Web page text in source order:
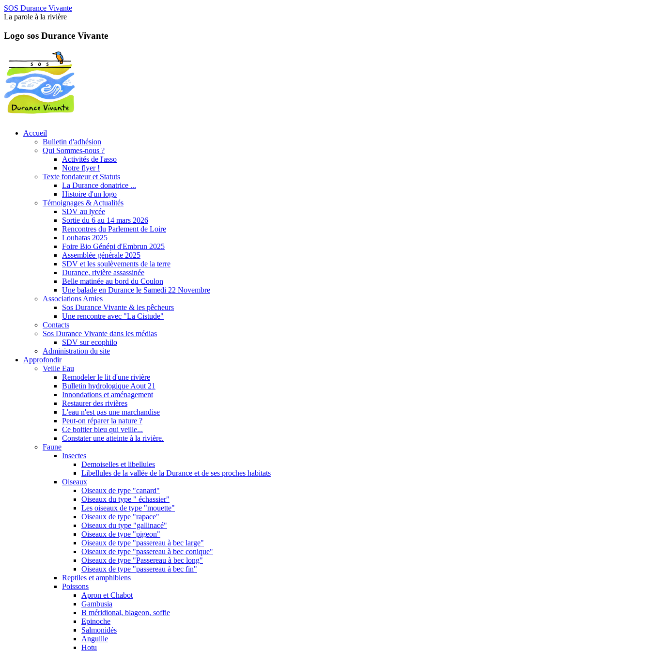
SOS Durance Vivante
La parole à la rivière
Logo sos Durance Vivante
Accueil
Bulletin d'adhésion
Qui Sommes-nous ?
Activités de l'asso
Notre flyer !
Texte fondateur et Statuts
La Durance donatrice ...
Histoire d'un logo
Témoignages & Actualités
SDV au lycée
Sortie du 6 au 14 mars 2026
Rencontres du Parlement de Loire
Loubatas 2025
Foire Bio Génépi d'Embrun 2025
Assemblée générale 2025
SDV et les soulèvements de la terre
Durance, rivière assassinée
Belle matinée au bord du Coulon
Une balade en Durance le Samedi 22 Novembre
Associations Amies
Sos Durance Vivante & les pêcheurs
Une rencontre avec "La Cistude"
Contacts
Sos Durance Vivante dans les médias
SDV sur ecophilo
Administration du site
Approfondir
Veille Eau
Remodeler le lit d'une rivière
Bulletin hydrologique Aout 21
Innondations et aménagement
Restaurer des rivières
L'eau n'est pas une marchandise
Peut-on réparer la nature ?
Ce boitier bleu qui veille...
Constater une atteinte à la rivière.
Faune
Insectes
Demoiselles et libellules
Libellules de la vallée de la Durance et de ses proches habitats
Oiseaux
Oiseaux de type "canard"
Oiseaux du type " échassier"
Les oiseaux de type "mouette"
Oiseaux de type "rapace"
Oiseaux du type "gallinacé"
Oiseaux de type "pigeon"
Oiseaux de type "passereau à bec large"
Oiseaux de type "passereau à bec conique"
Oiseaux de type "Passereau à bec long"
Oiseaux de type "passereau à bec fin"
Reptiles et amphibiens
Poissons
Apron et Chabot
Gambusia
B méridional, blageon, soffie
Epinoche
Salmonidés
Anguille
Hotu